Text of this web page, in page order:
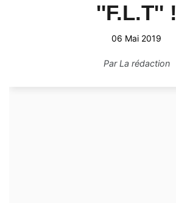
''F.L.T'' !
06 Mai 2019
ParLa rédaction